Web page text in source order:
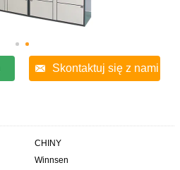
Skontaktuj się z nami
CHINY
Winnsen